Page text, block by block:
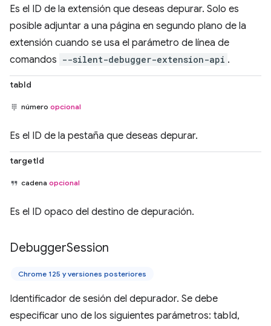
Es el ID de la extensión que deseas depurar. Solo es
posible adjuntar a una página en segundo plano de la
extensión cuando se usa el parámetro de línea de
comandos --silent-debugger-extension-api .
tabId
número opcional
Es el ID de la pestaña que deseas depurar.
targetId
cadena opcional
Es el ID opaco del destino de depuración.
DebuggerSession
Chrome 125 y versiones posteriores
Identificador de sesión del depurador. Se debe
especificar uno de los siguientes parámetros: tabId,